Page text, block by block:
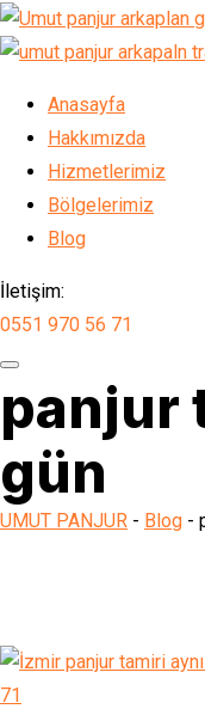
Anasayfa
Hakkımızda
Hizmetlerimiz
Bölgelerimiz
Blog
İletişim:
0551 970 56 71
panjur
gün
UMUT PANJUR - Blog -